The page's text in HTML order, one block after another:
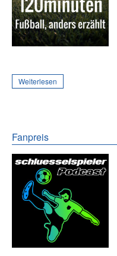
Weiterlesen
Fanpreis